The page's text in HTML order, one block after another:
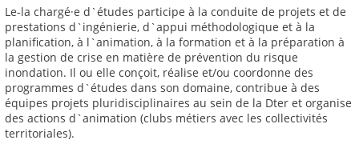
Le-la chargé·e d`études participe à la conduite de projets et de
prestations d`ingénierie, d`appui méthodologique et à la
planification, à l`animation, à la formation et à la préparation à
la gestion de crise en matière de prévention du risque
inondation. Il ou elle conçoit, réalise et/ou coordonne des
programmes d`études dans son domaine, contribue à des
équipes projets pluridisciplinaires au sein de la Dter et organise
des actions d`animation (clubs métiers avec les collectivités
territoriales).